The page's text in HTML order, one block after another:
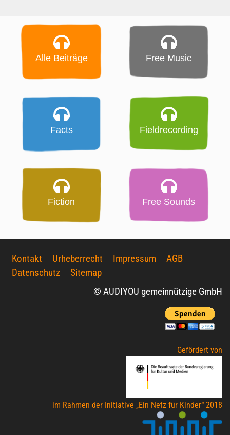
Alle Beiträge Free Music
Facts Fieldrecording
Fiction Free Sounds
Kontakt Urheberrecht Impressum
AGB
Datenschutz
Sitemap
© AUDIYOU gemeinnützige GmbH
Gefördert von
im Rahmen der Initiative „Ein Netz für Kinder“ 2018